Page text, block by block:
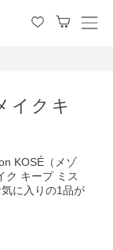
メ
イクキ
KOSÉ（メゾ
ク キープ ミス
に入りの1品が